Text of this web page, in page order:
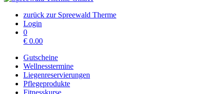
zurück zur Spreewald Therme
Login
0
€ 0.00
Gutscheine
Wellnesstermine
Liegenreservierungen
Pflegeprodukte
Fitnesskurse